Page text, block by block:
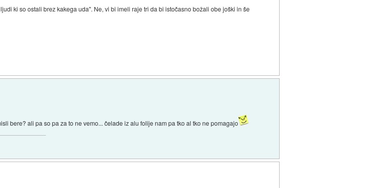
ki so ostali brez kakega uda". Ne, vi bi imeli raje tri da bi istočasno božali obe joški in še
bere? ali pa so pa za to ne vemo... čelade iz alu folije nam pa tko al tko ne pomagajo